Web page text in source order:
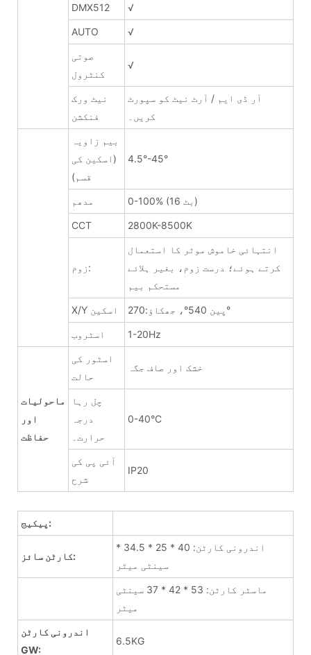
DMX512 √
AUTO √
صوتی
کنٹرول
√
نیٹ ورک
فنکشن
آر ڈی ایم / آرٹ نیٹ کو سپورٹ
کریں۔
بیم زاویہ
(اسکین کی
قسم)
4.5°-45°
مدھم 0-100% (16 بٹ)
CCT 2800K-8500K
زوم:
انتہائی خاموش موٹر کا استعمال
کرتے ہوئے؛ درست زوم، بغیر ہلائے
مستحکم بیم
X/Y اسکین پین 540°، جھکاؤ:270°
اسٹروب 1-20Hz
ماحولیات
اور
حفاظت
اسٹور کی
حالت
خشک اور صاف جگہ
چل رہا
درجہ
حرارت۔
0-40°C
آئی پی کی
شرح
IP20
پیکیج:
کارٹن سائز:
اندرونی کارٹن: 40 * 25 * 34.5 *
سینٹی میٹر
ماسٹر کارٹن: 53 * 42 * 37 سینٹی
میٹر
اندرونی کارٹن
GW:
6.5KG